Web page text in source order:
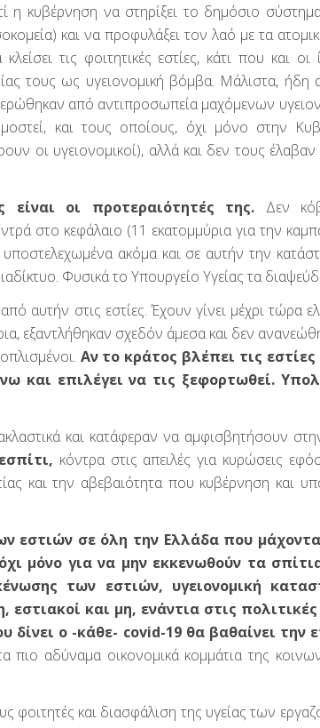
η κυβέρνηση να στηρίξει το δημόσιο
και να προφυλάξει τον λαό με τα
τις φοιτητικές εστίες, κάτι που και οι
τους ως υγειονομική βόμβα. Μάλιστα, ήδη
από αντιπροσωπεία μαχόμενων
και τους οποίους, όχι μόνο στην
οι υγειονομικοί), αλλά και δεν τους
οι προτεραιότητές της. Δεν
στο κεφάλαιο (11 εκατομμύρια για την
ακόμα και σε αυτήν την
Φυσικά το Υπουργείο Υγείας τα
αυτήν στις εστίες. Έχουν γίνει μέχρι τώρα
εξαντλήθηκαν σχεδόν άμεσα και δεν
Αν το κράτος βλέπει τις εστίες
και επιλέγει να τις ξεφορτωθεί.
και κατάφεραν να αμφισβητήσουν
κόντρα στις απειλές για κυρώσεις
και την αβεβαιότητα που κυβέρνηση και
εστιών σε όλη την Ελλάδα που
μόνο για να μην εκκενωθούν τα
των εστιών, υγειονομική
και μη, ενάντια στις
ο -κάθε- covid-19 θα βαθαίνει την
πιο αδύναμα οικονομικά κομμάτια της
φοιτητές και διασφάλιση της υγείας των